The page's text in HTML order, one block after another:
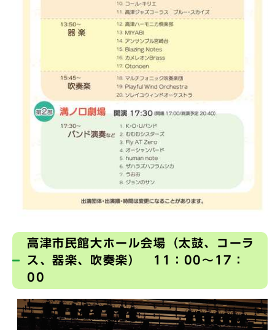
高津市民館大ホール会場（太鼓、コーラ
ス、器楽、吹奏楽） 11：00～17：
00